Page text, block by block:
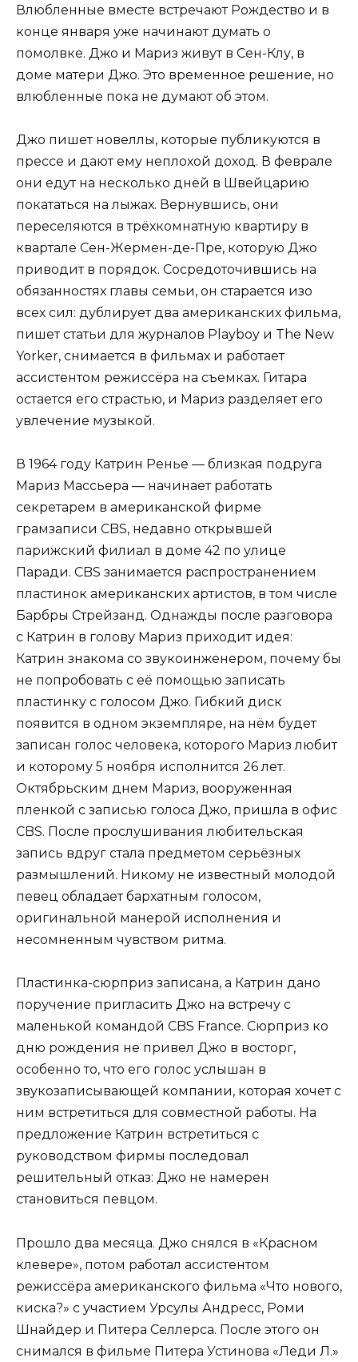
Влюбленные вместе встречают Рождество и в
конце января уже начинают думать о
помолвке. Джо и Мариз живут в Сен-Клу, в
доме матери Джо. Это временное решение, но
влюбленные пока не думают об этом.
Джо пишет новеллы, которые публикуются в
прессе и дают ему неплохой доход. В феврале
они едут на несколько дней в Швейцарию
покататься на лыжах. Вернувшись, они
переселяются в трёхкомнатную квартиру в
квартале Сен-Жермен-де-Пре, которую Джо
приводит в порядок. Сосредоточившись на
обязанностях главы семьи, он старается изо
всех сил: дублирует два американских фильма,
пишет статьи для журналов Playboy и The New
Yorker, снимается в фильмах и работает
ассистентом режиссёра на съемках. Гитара
остается его страстью, и Мариз разделяет его
увлечение музыкой.
В 1964 году Катрин Ренье — близкая подруга
Мариз Массьера — начинает работать
секретарем в американской фирме
грамзаписи CBS, недавно открывшей
парижский филиал в доме 42 по улице
Паради. CBS занимается распространением
пластинок американских артистов, в том числе
Барбры Стрейзанд. Однажды после разговора
с Катрин в голову Мариз приходит идея:
Катрин знакома со звукоинженером, почему бы
не попробовать с её помощью записать
пластинку с голосом Джо. Гибкий диск
появится в одном экземпляре, на нём будет
записан голос человека, которого Мариз любит
и которому 5 ноября исполнится 26 лет.
Октябрьским днем Мариз, вооруженная
пленкой с записью голоса Джо, пришла в офис
CBS. После прослушивания любительская
запись вдруг стала предметом серьёзных
размышлений. Никому не известный молодой
певец обладает бархатным голосом,
оригинальной манерой исполнения и
несомненным чувством ритма.
Пластинка-сюрприз записана, а Катрин дано
поручение пригласить Джо на встречу с
маленькой командой CBS France. Сюрприз ко
дню рождения не привел Джо в восторг,
особенно то, что его голос услышан в
звукозаписывающей компании, которая хочет с
ним встретиться для совместной работы. На
предложение Катрин встретиться с
руководством фирмы последовал
решительный отказ: Джо не намерен
становиться певцом.
Прошло два месяца. Джо снялся в «Красном
клевере», потом работал ассистентом
режиссёра американского фильма «Что нового,
киска?» с участием Урсулы Андресс, Роми
Шнайдер и Питера Селлерса. После этого он
снимался в фильме Питера Устинова «Леди Л.»